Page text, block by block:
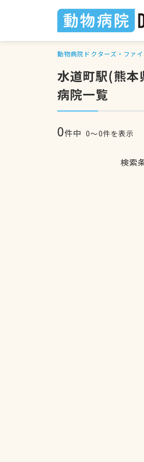
動物病院ドクターズ・ファ
水道町駅(熊本
病院一覧
0件中 0〜0件を表示
検索